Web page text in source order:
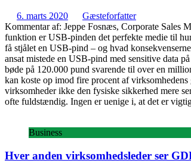
6. marts 2020
Gæsteforfatter
Kommentar af: Jeppe Fosnæs, Corporate Sales
funktion er USB-pinden det perfekte medie til
få stjålet en USB-pind – og hvad
ansat mistede en USB-pind med sensitive data
bøde på 120.000 pund svarende til over en
kan koste op imod fire procent af
virksomheder ikke den fysiske sikkerhed mere
ofte fuldstændig. Ingen er uenige i, at det er
Business
Hver anden virksomhedsleder ser